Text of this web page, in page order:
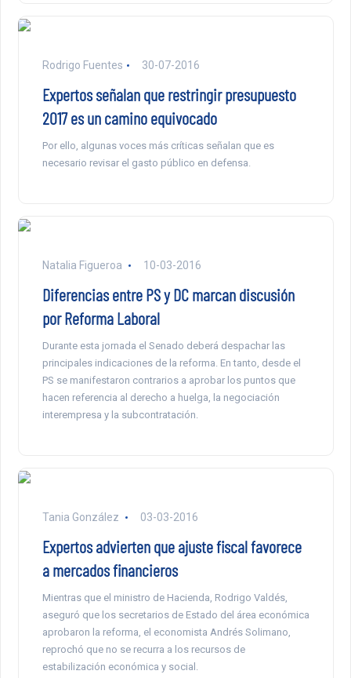
Rodrigo Fuentes 30-07-2016
Expertos señalan que restringir presupuesto
2017 es un camino equivocado
Por ello, algunas voces más críticas señalan que es
necesario revisar el gasto público en defensa.
Natalia Figueroa 10-03-2016
Diferencias entre PS y DC marcan discusión
por Reforma Laboral
Durante esta jornada el Senado deberá despachar las
principales indicaciones de la reforma. En tanto, desde el
PS se manifestaron contrarios a aprobar los puntos que
hacen referencia al derecho a huelga, la negociación
interempresa y la subcontratación.
Tania González 03-03-2016
Expertos advierten que ajuste fiscal favorece
a mercados financieros
Mientras que el ministro de Hacienda, Rodrigo Valdés,
aseguró que los secretarios de Estado del área económica
aprobaron la reforma, el economista Andrés Solimano,
reprochó que no se recurra a los recursos de
estabilización económica y social.